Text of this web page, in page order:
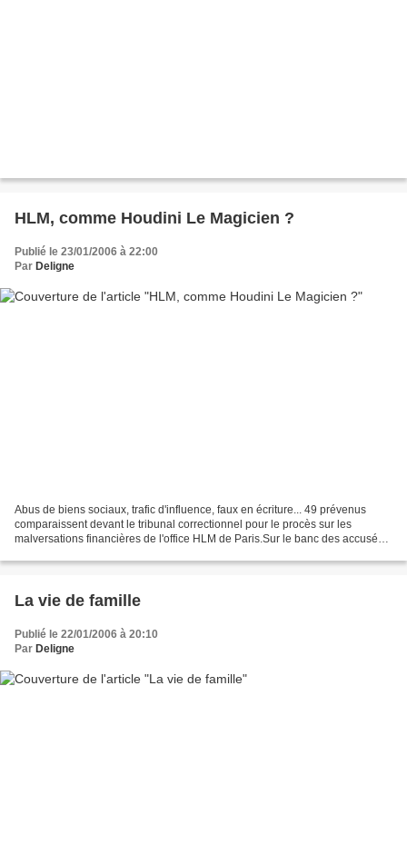
HLM, comme Houdini Le Magicien ?
Publié le 23/01/2006 à 22:00
Par Deligne
Abus de biens sociaux, trafic d'influence, faux en écriture... 49 prévenus
comparaissent devant le tribunal correctionnel pour le procès sur les
malversations financières de l'office HLM de Paris.Sur le banc des accusés,
La vie de famille
Publié le 22/01/2006 à 20:10
Par Deligne